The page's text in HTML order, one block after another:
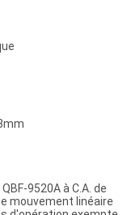
9520A à C.A. de
mouvement linéaire